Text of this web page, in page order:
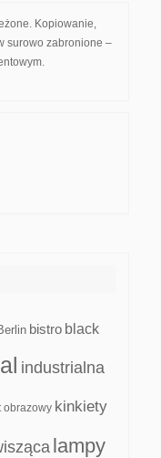
Kopiowanie,
surowo zabronione –
bistro black
industrialna
obrazowy kinkiety
lampy